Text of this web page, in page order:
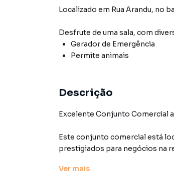
Localizado em Rua Arandu, no
Desfrute de uma sala, com
Gerador de Emergência
Permite animais
Descrição
Excelente Conjunto Comercial
Este conjunto comercial está
prestigiados para negócios na
Com uma área útil de 88,43 m²,
Ver mais